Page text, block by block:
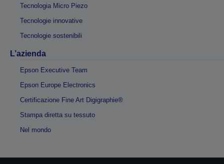
Tecnologia Micro Piezo
Tecnologie innovative
Tecnologie sostenibili
L’azienda
Epson Executive Team
Epson Europe Electronics
Certificazione Fine Art Digigraphie®
Stampa diretta su tessuto
Nel mondo